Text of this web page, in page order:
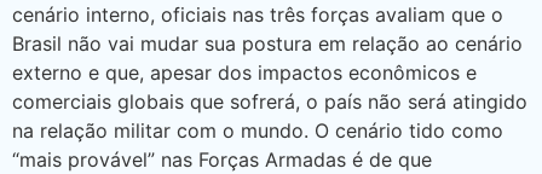
cenário interno, oficiais nas três forças avaliam que o
Brasil não vai mudar sua postura em relação ao cenário
externo e que, apesar dos impactos econômicos e
comerciais globais que sofrerá, o país não será atingido
na relação militar com o mundo. O cenário tido como
“mais provável” nas Forças Armadas é de que